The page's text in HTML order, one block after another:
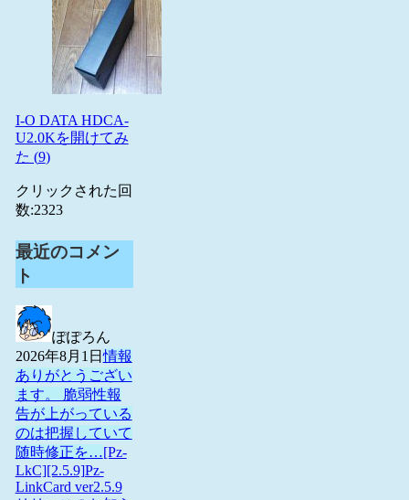
I-O DATA HDCA-
U2.0Kを開けてみ
た (9)
クリックされた回
数:2323
最近のコメン
ト
ぽぽろん
2026年8月1日情報
ありがとうござい
ます。 脆弱性報
告が上がっている
のは把握していて
随時修正を…[Pz-
LkC][2.5.9]Pz-
LinkCard ver2.5.9